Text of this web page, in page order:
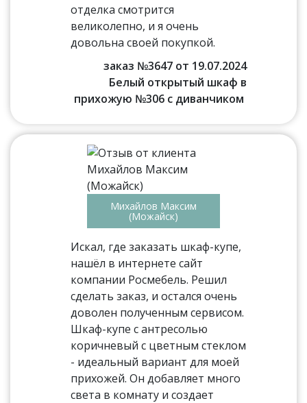
отделка смотрится
великолепно, и я очень
довольна своей покупкой.
заказ №3647 от 19.07.2024
Белый открытый шкаф в
прихожую №306 с диванчиком
Михайлов Максим
(Можайск)
Искал, где заказать шкаф-купе,
нашёл в интернете сайт
компании Росмебель. Решил
сделать заказ, и остался очень
доволен полученным сервисом.
Шкаф-купе с антресолью
коричневый с цветным стеклом
- идеальный вариант для моей
прихожей. Он добавляет много
света в комнату и создает